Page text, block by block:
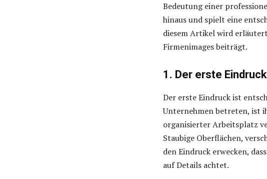
Bedeutung einer
hinaus und spielt eine
diesem Artikel wird
Firmenimages beiträgt.
1. Der erste
Der erste Eindruck ist
Unternehmen betreten, ist
organisierter Arbeitsplatz
Staubige Oberflächen,
den Eindruck erwecken,
auf Details achtet.